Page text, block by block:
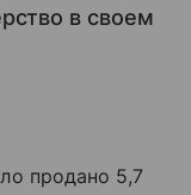
в своем
продано 5,7